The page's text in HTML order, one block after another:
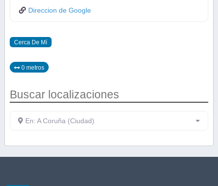
Direccion de Google
Cerca De Mí
0 metros
Buscar localizaciones
En: A Coruña (Ciudad)